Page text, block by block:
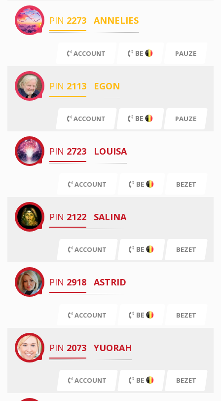
PIN 2273 ANNELIES
ACCOUNT BE PAUZE
PIN 2113 EGON
ACCOUNT BE PAUZE
PIN 2723 LOUISA
ACCOUNT BE BEZET
PIN 2122 SALINA
ACCOUNT BE BEZET
PIN 2918 ASTRID
ACCOUNT BE BEZET
PIN 2073 YUORAH
ACCOUNT BE BEZET